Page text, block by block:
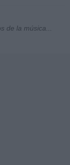
de la música...